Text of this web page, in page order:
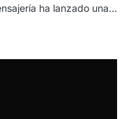
ha lanzado una…